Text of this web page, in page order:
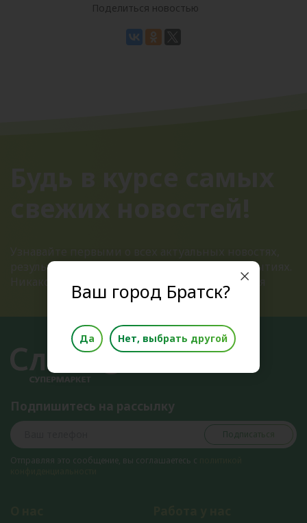
Поделиться новостью
результатах розыгрышей и ближайших открытиях.
Никакого спама, только полезная информация
Подпишитесь на рассылку
Подписаться
Отправляя это сообщение, вы соглашаетесь с
Ваш город Братск?
Да Нет, выбрать другой